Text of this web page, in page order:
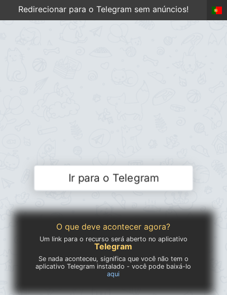
Redirecionar para o Telegram sem anúncios!
Ir para o Telegram
O que deve acontecer agora?
Um link para o recurso será aberto no aplicativo
Telegram
Se nada aconteceu, significa que você não tem o
aplicativo Telegram instalado - você pode baixá-lo
aqui